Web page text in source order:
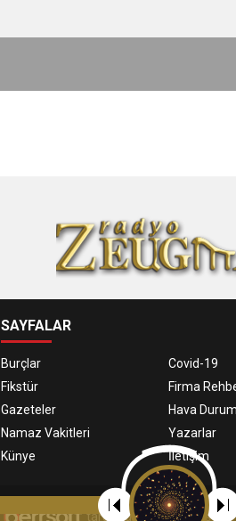
SAYFALAR
Burçlar
Covid-19
Fikstür
Firma
Gazeteler
Hava
Namaz Vakitleri
Yazarlar
Künye
İletişim
tarafından uyarlanmıştır.